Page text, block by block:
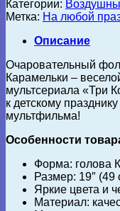
Категории:
Метка: На любой
Описание
Очаровательный
Карамельки –
мультсериала «Три
к детскому
мультфильма!
Особенности
Форма: голова
Размер: 19″ (49
Яркие цвета и
Материал: